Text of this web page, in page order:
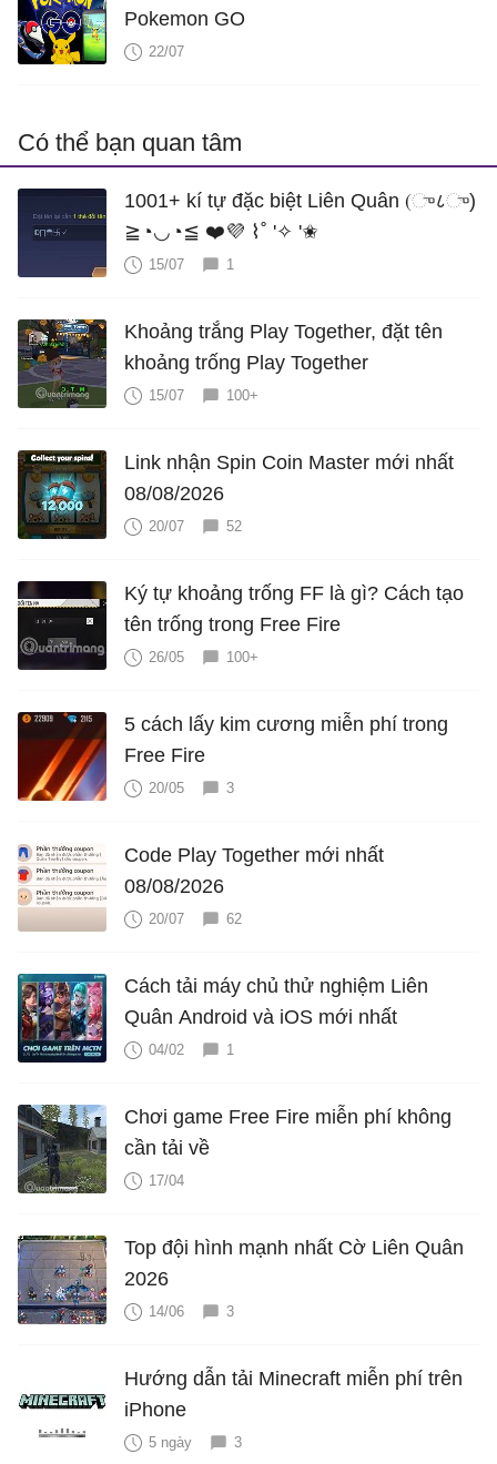
Pokemon GO
22/07
Có thể bạn quan tâm
1001+ kí tự đặc biệt Liên Quân (ு८ு)
≧◔◡◔≦ ❤️💜 ⌇˚ '✧ '✬
15/07 1
Khoảng trắng Play Together, đặt tên
khoảng trống Play Together
15/07 100+
Link nhận Spin Coin Master mới nhất
08/08/2026
20/07 52
Ký tự khoảng trống FF là gì? Cách tạo
tên trống trong Free Fire
26/05 100+
5 cách lấy kim cương miễn phí trong
Free Fire
20/05 3
Code Play Together mới nhất
08/08/2026
20/07 62
Cách tải máy chủ thử nghiệm Liên
Quân Android và iOS mới nhất
04/02 1
Chơi game Free Fire miễn phí không
cần tải về
17/04
Top đội hình mạnh nhất Cờ Liên Quân
2026
14/06 3
Hướng dẫn tải Minecraft miễn phí trên
iPhone
5 ngày 3